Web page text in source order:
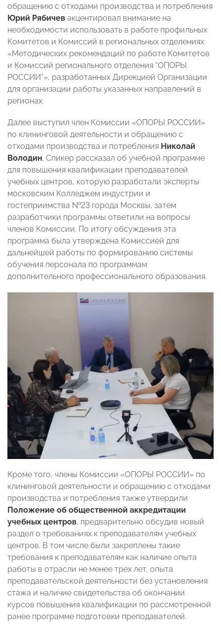
обращению с отходами производства и потребления
Юрий Рябичев акцентировал внимание на
необходимости использовать в работе профильных
Комитетов и Комиссий в региональных отделениях
«Методических рекомендаций по работе Комитетов
и Комиссий регионального отделения “ОПОРЫ
РОССИИ”», разработанных Дирекцией Организации
для организации работы указанных направлений в
регионах.
Далее выступил член Комиссии «ОПОРЫ РОССИИ»
по клининговой деятельности и обращению с
отходами производства и потребления Николай
Володин. Спикер рассказал об учебной программе
для повышения квалификации преподавателей
учебных центров, которую разработали эксперты
московским Колледжем индустрии и
гостеприимства №23 города Москвы, затем
разработчики программы ответили на вопросы
членов Комиссии. По итогу обсуждения эта
программа была утверждена Комиссией для
дальнейшей работы по формированию системы
обучения персонала по программам
дополнительного профессионального образования.
Кроме того, члены Комиссии «ОПОРЫ РОССИИ» по
клининговой деятельности и обращению с отходами
производства и потребления также утвердили
Положение об общественной аккредитации
учебных центров, предварительно обсудив новый
раздел о требованиях к преподавателям учебных
центров. В том числе были закреплены такие
требования к преподавателям как наличие опыта
работы в отрасли не менее трех лет, опыта
преподавательской деятельности без установления
стажа и наличие свидетельства об окончании
курсов повышения квалификации по рассмотренной
ранее программе подготовки преподавателей.